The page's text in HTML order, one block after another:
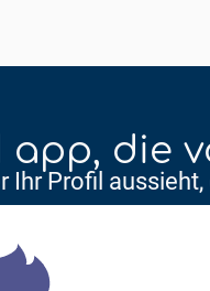
app, die
Ihr Profil